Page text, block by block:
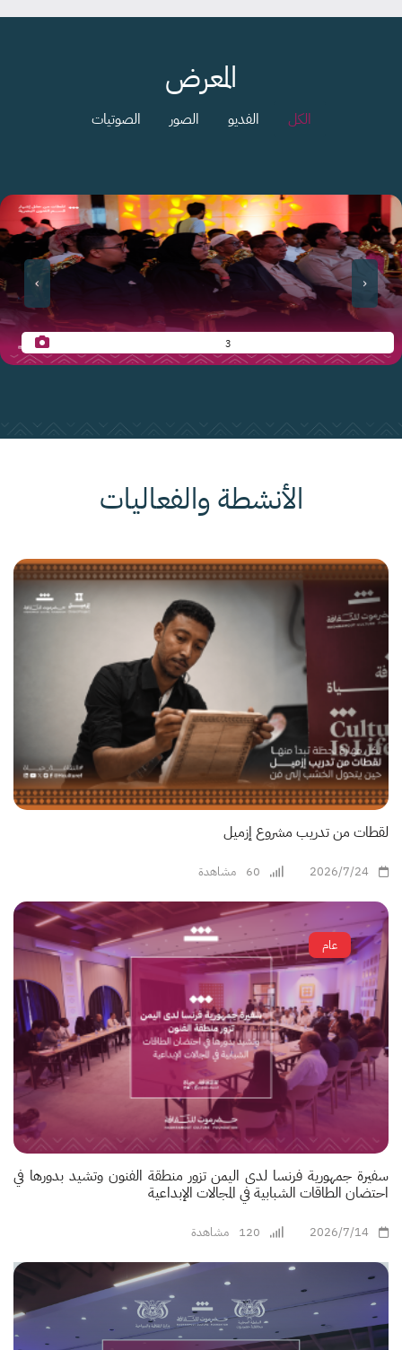
المعرض
الكل الفديو الصور الصوتيات
خطر غصن القنا
‹
›
الأنشطة والفعاليات
لقطات من تدريب مشروع إزميل
2026/7/24
60 مشاهدة
عام
سفيرة جمهورية فرنسا لدى اليمن تزور منطقة الفنون وتشيد بدورها في
احتضان الطاقات الشبابية في المجالات الإبداعية
2026/7/14
120 مشاهدة